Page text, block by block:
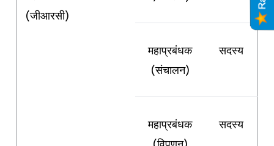
(जीआरसी)
महाप्रबंधक
(संचालन)
सदस्य
महाप्रबंधक
सदस्य